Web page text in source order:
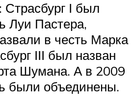
Страсбург І был
Луи Пастера,
в честь Марка
ІІІ был назван
Шумана. А в 2009
были объединены.